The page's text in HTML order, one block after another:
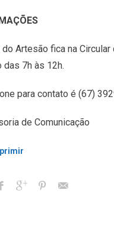
do Artesão fica na
das 7h às 12h.
para contato é (67)
de Comunicação